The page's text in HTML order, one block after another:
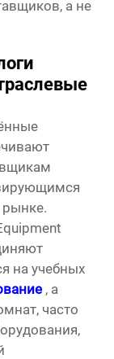
а не
на учебных
, а
часто